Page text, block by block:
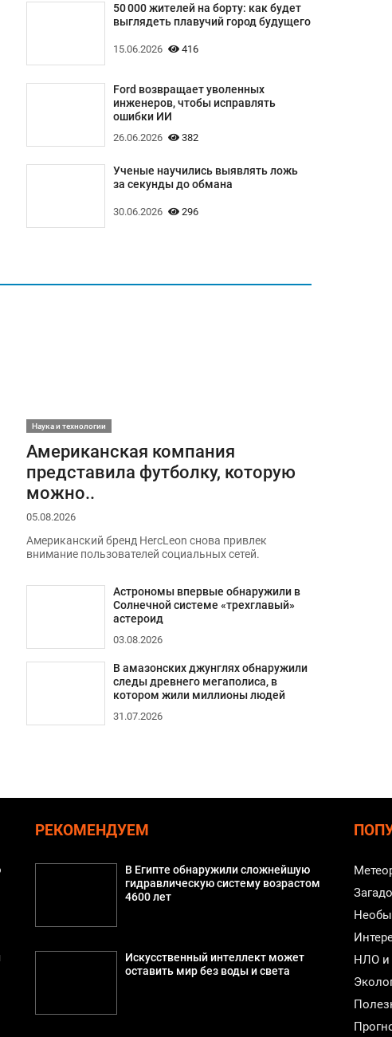
50 000 жителей на борту: как будет
выглядеть плавучий город будущего
15.06.2026 416
Ford возвращает уволенных
инженеров, чтобы исправлять
ошибки ИИ
26.06.2026 382
Ученые научились выявлять ложь
за секунды до обмана
30.06.2026 296
Наука и технологии
Американская компания
представила футболку, которую
можно..
05.08.2026
Американский бренд HercLeon снова привлек
внимание пользователей социальных сетей.
Астрономы впервые обнаружили в
Солнечной системе «трехглавый»
астероид
03.08.2026
В амазонских джунглях обнаружили
следы древнего мегаполиса, в
котором жили миллионы людей
31.07.2026
РЕКОМЕНДУЕМ
В Египте обнаружили сложнейшую
гидравлическую систему возрастом
4600 лет
Искусственный интеллект может
оставить мир без воды и света
НЛО и